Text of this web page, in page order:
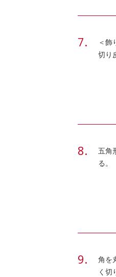
＜飾
切り
五角
る。
角を
く切